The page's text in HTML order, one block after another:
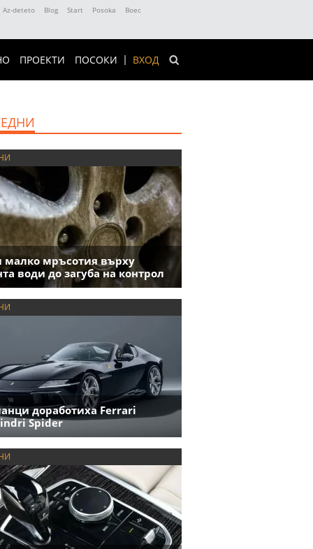
Az-deteto Blog Start Posoka
Boec
ВХОД
ПРОЕКТИ ПОСОКИ
малко мръсотия върху
води до загуба на контрол
доработиха Ferrari
Spider